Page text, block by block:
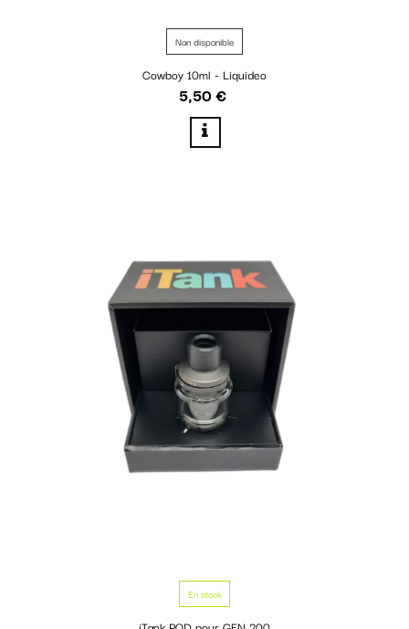
Non disponible
Cowboy 10ml - Liquideo
Prix
5,50 €
En stock